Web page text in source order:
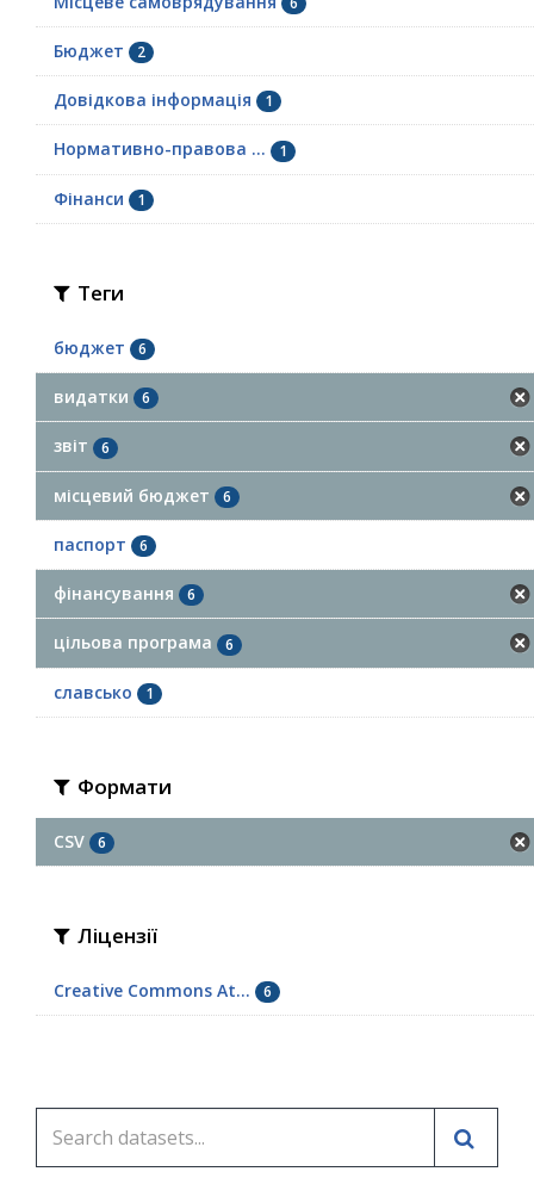
Бюджет 2
Довідкова інформація 1
Нормативно-правова ... 1
Фінанси 1
Теги
бюджет 6
видатки 6
звіт 6
місцевий бюджет 6
паспорт 6
фінансування 6
цільова програма 6
славсько 1
Формати
CSV 6
Ліцензії
Creative Commons At... 6